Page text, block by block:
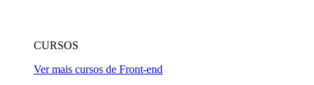
CURSOS
Ver mais cursos de Front-end